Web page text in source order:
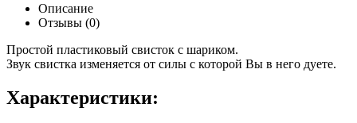
Описание
Отзывы (0)
Простой пластиковый свисток с шариком.
Звук свистка изменяется от силы с которой Вы в него дуете.
Характеристики: